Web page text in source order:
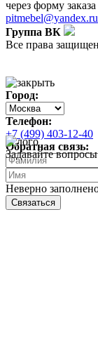
через форму заказа
pitmebel@yandex.ru
Группа ВК
Все права
Задавайте
Город:
Телефон:
+7 (499) 403-12-40
Обратная связь:
Неверно
Связаться